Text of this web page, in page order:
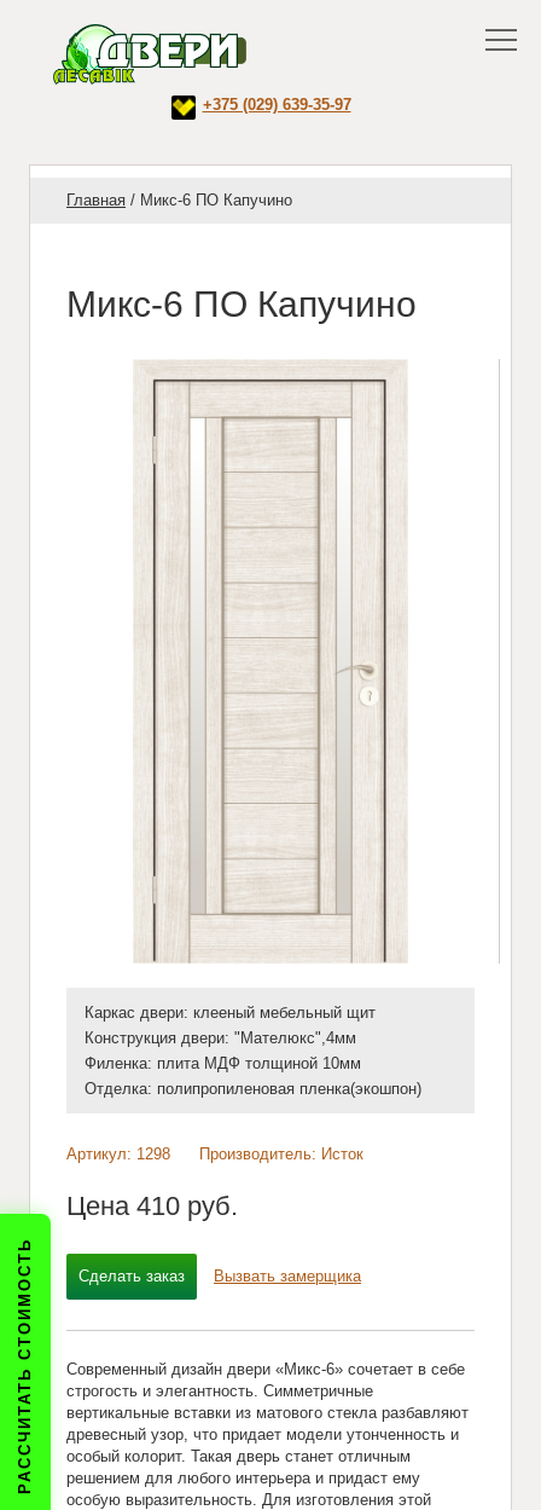
РАССЧИТАТЬ СТОИМОСТЬ
+375 (029) 639-35-97
Главная / Микс-6 ПО Капучино
Микс-6 ПО Капучино
Каркас двери: клееный мебельный щит
Конструкция двери: "Мателюкс",4мм
Филенка: плита МДФ толщиной 10мм
Отделка: полипропиленовая пленка(экошпон)
Артикул: 1298 Производитель: Исток
Цена 410 pуб.
Сделать заказ Вызвать замерщика
Современный дизайн двери «Микс-6» сочетает в себе
строгость и элегантность. Симметричные
вертикальные вставки из матового стекла разбавляют
древесный узор, что придает модели утонченность и
особый колорит. Такая дверь станет отличным
решением для любого интерьера и придаст ему
особую выразительность. Для изготовления этой